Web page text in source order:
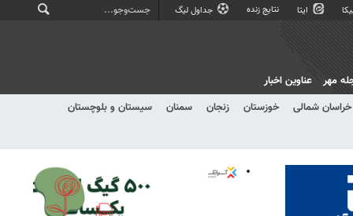
ایتا نتایج زنده جداول لیگ
خراسان شمالی خوزستان زنجان سمنان
سیستان و بلوچستان
مهر عناوین اخبار